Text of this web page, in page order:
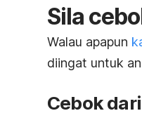
Sila
Walau apapun
diingat untuk
Cebok